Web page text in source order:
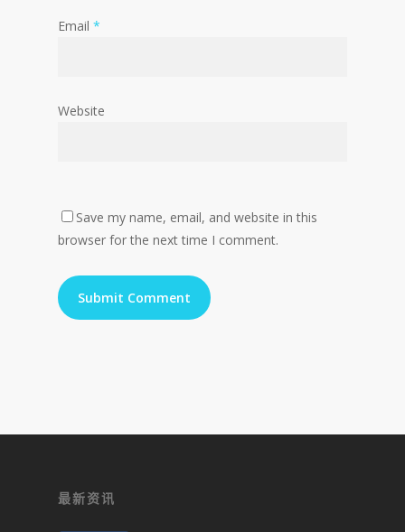
Email *
Website
Save my name, email, and website in this
browser for the next time I comment.
最新资讯